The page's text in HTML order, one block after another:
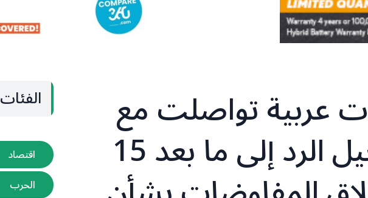
عربية تواصلت مع
حز/ب الله وتمنت تأجيل الرد إلى ما بعد 15
الفئات
اقتصاد
الحرب